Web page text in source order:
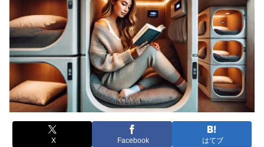
X Facebook はてブ